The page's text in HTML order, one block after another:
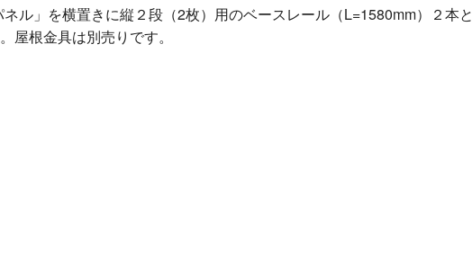
ル」を横置きに縦２段（2枚）用のベースレール（L=1580mm）２本と
屋根金具は別売りです。